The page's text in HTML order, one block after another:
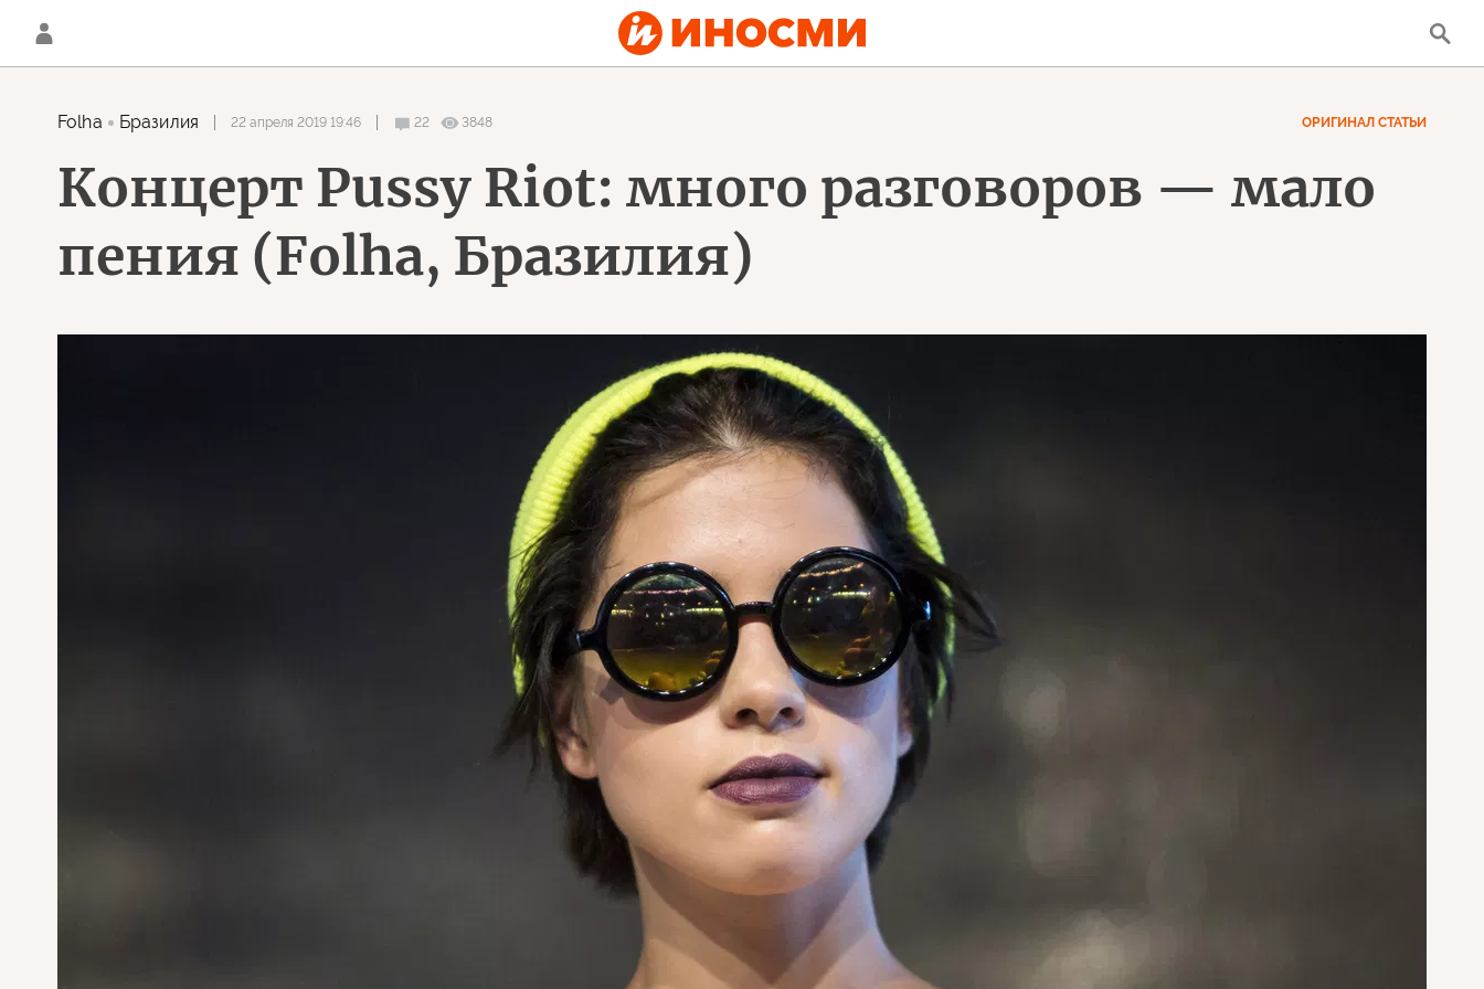
Folha Бразилия 22 апреля 2019 19:46 22 3848 ОРИГИНАЛ СТАТЬИ
Концерт Pussy Riot: много разговоров — мало
пения (Folha, Бразилия)